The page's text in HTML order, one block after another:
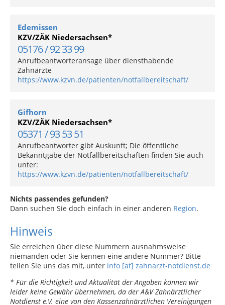
Edemissen
KZV/ZÄK Niedersachsen*
05176 / 92 33 99
Anrufbeantworteransage über diensthabende
Zahnärzte
https://www.kzvn.de/patienten/notfallbereitschaft/
Gifhorn
KZV/ZÄK Niedersachsen*
05371 / 93 53 51
Anrufbeantworter gibt Auskunft; Die öffentliche
Bekanntgabe der Notfallbereitschaften finden Sie auch
unter:
https://www.kzvn.de/patienten/notfallbereitschaft/
Nichts passendes gefunden?
Dann suchen Sie doch einfach in einer anderen Region.
Hinweis
Sie erreichen über diese Nummern ausnahmsweise
niemanden oder Sie kennen eine andere Nummer? Bitte
teilen Sie uns das mit, unter info [at] zahnarzt-notdienst.de
* Für die Richtigkeit und Aktualität der Angaben können wir
leider keine Gewähr übernehmen, da der A&V Zahnärztlicher
Notdienst e.V. eine von den Kassenzahnärztlichen Vereinigungen